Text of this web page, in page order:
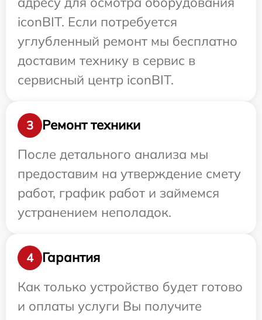
iconBIT. Если потребуется
углубленный ремонт мы бесплатно
доставим технику в сервис в
сервисный центр iconBIT.
3
Ремонт техники
После детального анализа мы
предоставим на утверждение смету
работ, график работ и займемся
устранением неполадок.
4
Гарантия
Как только устройство будет готово
и оплаты услуги Вы получите